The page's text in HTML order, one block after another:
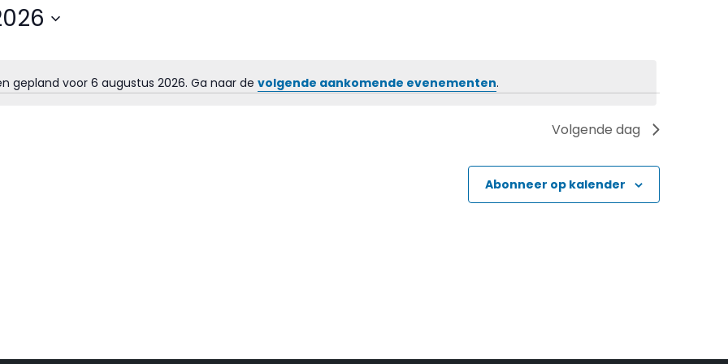
Bericht
gepland voor 6 augustus 2026. Ga naar de volgende aankomende evenementen.
Volgende dag
Abonneer op kalender